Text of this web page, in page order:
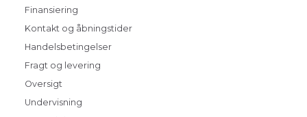
Finansiering
Kontakt og åbningstider
Handelsbetingelser
Fragt og levering
Oversigt
Undervisning